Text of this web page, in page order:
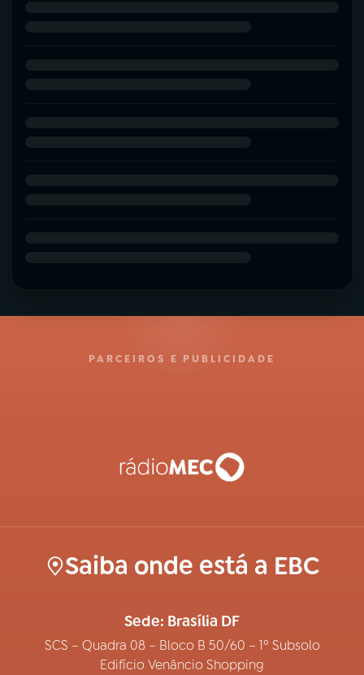
PARCEIROS E PUBLICIDADE
Saiba onde está a EBC
Sede: Brasília DF
SCS – Quadra 08 – Bloco B 50/60 – 1º Subsolo
Edifício Venâncio Shopping